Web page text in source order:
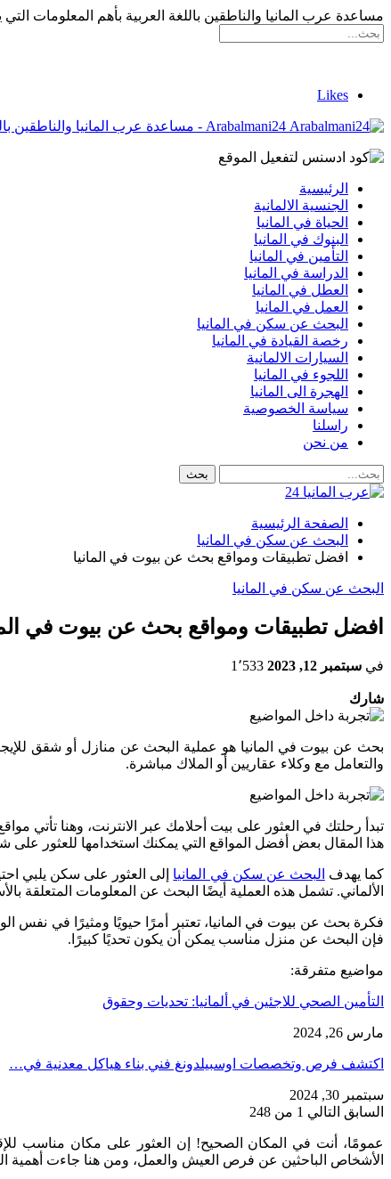
مساعدة عرب المانيا والناطقين باللغة العربية بأهم المعلومات التي
Likes
Arabalmani24 - مساعدة عرب المانيا والناطقين باللغة العربية بأهم المعلومات التي يحتاجونها
الرئيسية
الجنسية الالمانية
الحياة في المانيا
البنوك في المانيا
التأمين في المانيا
الدراسة في المانيا
العطل في المانيا
العمل في المانيا
البحث عن سكن في المانيا
رخصة القيادة في المانيا
السيارات الالمانية
اللجوء في المانيا
الهجرة الى المانيا
سياسة الخصوصية
راسلنا
من نحن
الصفحة الرئيسية
البحث عن سكن في المانيا
افضل تطبيقات ومواقع بحث عن بيوت في المانيا
البحث عن سكن في المانيا
افضل تطبيقات ومواقع بحث عن بيوت في
في سبتمبر 12, 2023 1٬533
شارك
بحث عن بيوت في المانيا هو عملية البحث عن منازل أو شقق للإيجار
والتعامل مع وكلاء عقاريين أو الملاك مباشرة.
تبدأ رحلتك في العثور على بيت أحلامك عبر الانترنت، وهنا
هذا المقال بعض أفضل المواقع التي يمكنك استخدامها للعثور على
كما يهدف البحث عن سكن في المانيا إلى العثور على سكن يلبي
الألماني. تشمل هذه العملية أيضًا البحث عن المعلومات المتعلقة
فكرة بحث عن بيوت في المانيا، تعتبر أمرًا حيويًا ومثيرًا في نفس
فإن البحث عن منزل مناسب يمكن أن يكون تحديًا كبيرًا.
مواضيع متفرقة:
التأمين الصحي للاجئين في ألمانيا: تحديات وحقوق
مارس 26, 2024
اكتشف فرص وتخصصات اوسبيلدونغ فني بناء هياكل معدنية في…
سبتمبر 30, 2024
السابق التالي 1 من 248
عمومًا، أنت في المكان الصحيح! إن العثور على مكان مناسب
الأشخاص الباحثين عن فرص العيش والعمل، ومن هنا جاءت أهمية